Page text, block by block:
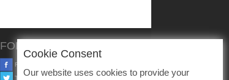
FOLLOW US
FACEBOOK
TWITTER
Cookie Consent
Our website uses cookies to provide your